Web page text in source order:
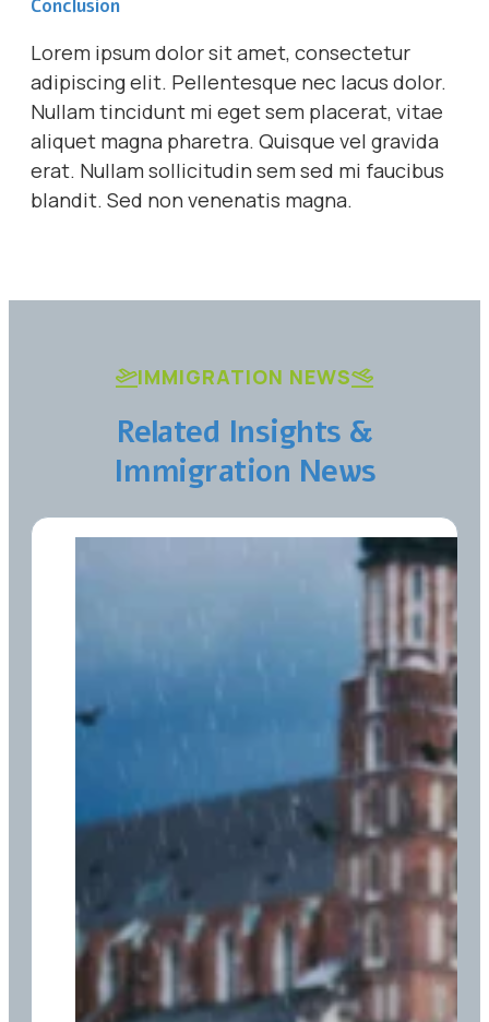
Conclusion
Lorem ipsum dolor sit amet, consectetur
adipiscing elit. Pellentesque nec lacus dolor.
Nullam tincidunt mi eget sem placerat, vitae
aliquet magna pharetra. Quisque vel gravida
erat. Nullam sollicitudin sem sed mi faucibus
blandit. Sed non venenatis magna.
IMMIGRATION NEWS
Related Insights &
Immigration News